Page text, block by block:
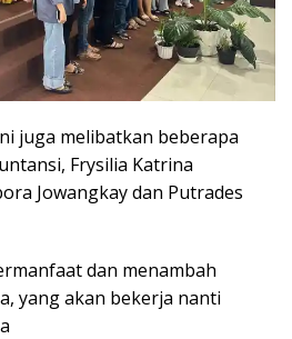
juga melibatkan beberapa
Frysilia Katrina
Jowangkay dan Putrades
dan menambah
yang akan bekerja nanti